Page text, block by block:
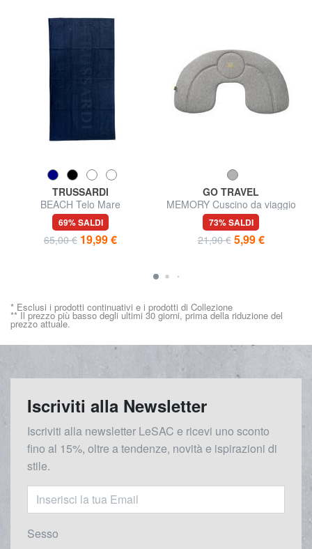
TRUSSARDI
BEACH Telo Mare
69% SALDI
65,00 € 19,99 €
GO TRAVEL
MEMORY Cuscino da viaggio
gonfiabile
73% SALDI
21,90 € 5,99 €
* Esclusi i prodotti continuativi e i prodotti di Collezione
** Il prezzo più basso degli ultimi 30 giorni, prima della riduzione del
prezzo attuale.
Iscriviti alla Newsletter
Iscriviti alla newsletter LeSAC e ricevi uno sconto
fino al 15%, oltre a tendenze, novità e ispirazioni di
stile.
Sesso